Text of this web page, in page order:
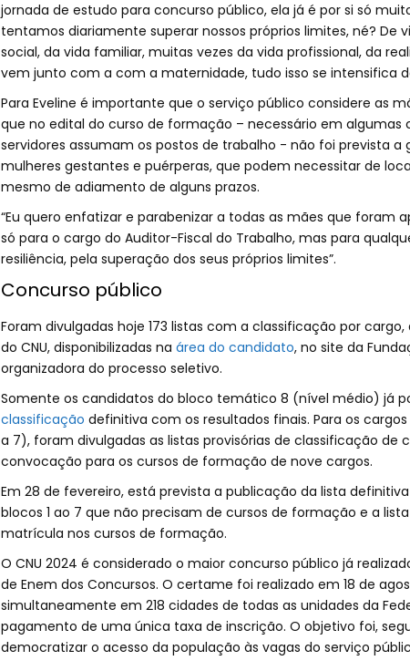
jornada de estudo para concurso público, ela já é por si só
tentamos diariamente superar nossos próprios limites, né? De
social, da vida familiar, muitas vezes da vida profissional, da
vem junto com a com a maternidade, tudo isso se intensifica
Para Eveline é importante que o serviço público considere as
que no edital do curso de formação – necessário em algumas
servidores assumam os postos de trabalho - não foi prevista a
mulheres gestantes e puérperas, que podem necessitar de
mesmo de adiamento de alguns prazos.
“Eu quero enfatizar e parabenizar a todas as mães que foram
só para o cargo do Auditor-Fiscal do Trabalho, mas para
resiliência, pela superação dos seus próprios limites”.
Concurso público
Foram divulgadas hoje 173 listas com a classificação por
do CNU, disponibilizadas na área do candidato, no site da
organizadora do processo seletivo.
Somente os candidatos do bloco temático 8 (nível médio) já
classificação definitiva com os resultados finais. Para os
a 7), foram divulgadas as listas provisórias de classificação de
convocação para os cursos de formação de nove cargos.
Em 28 de fevereiro, está prevista a publicação da lista
blocos 1 ao 7 que não precisam de cursos de formação e a
matrícula nos cursos de formação.
O CNU 2024 é considerado o maior concurso público já
de Enem dos Concursos. O certame foi realizado em 18 de
simultaneamente em 218 cidades de todas as unidades da
pagamento de uma única taxa de inscrição. O objetivo foi,
democratizar o acesso da população às vagas do serviço